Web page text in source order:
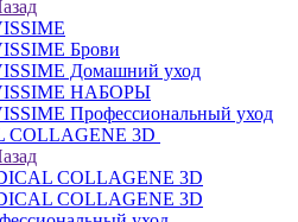
Брови
Домашний уход
НАБОРЫ
Профессиональный уход
COLLAGENE 3D
COLLAGENE 3D
COLLAGENE 3D